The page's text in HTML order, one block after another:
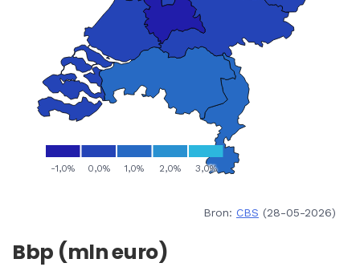
Bron: CBS (28-05-2026)
Bbp (mln euro)